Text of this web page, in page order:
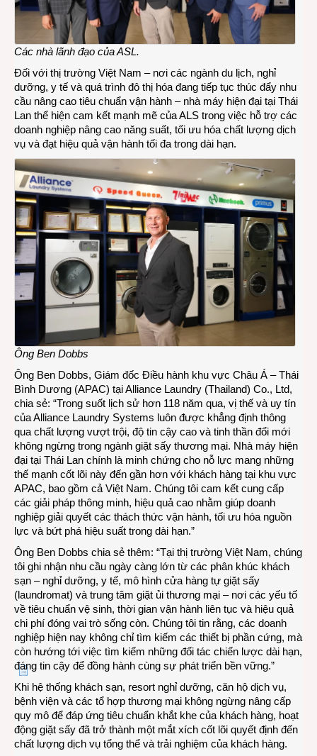
Các nhà lãnh đạo của ASL.
Đối với thị trường Việt Nam – nơi các ngành du lịch, nghỉ
dưỡng, y tế và quá trình đô thị hóa đang tiếp tục thúc đẩy nhu
cầu nâng cao tiêu chuẩn vận hành – nhà máy hiện đại tại Thái
Lan thể hiện cam kết mạnh mẽ của ALS trong việc hỗ trợ các
doanh nghiệp nâng cao năng suất, tối ưu hóa chất lượng dịch
vụ và đạt hiệu quả vận hành tối đa trong dài hạn.
Ông Ben Dobbs
Ông Ben Dobbs, Giám đốc Điều hành khu vực Châu Á – Thái
Bình Dương (APAC) tại Alliance Laundry (Thailand) Co., Ltd,
chia sẻ: “Trong suốt lịch sử hơn 118 năm qua, vị thế và uy tín
của Alliance Laundry Systems luôn được khẳng định thông
qua chất lượng vượt trội, độ tin cậy cao và tinh thần đổi mới
không ngừng trong ngành giặt sấy thương mại. Nhà máy hiện
đại tại Thái Lan chính là minh chứng cho nỗ lực mang những
thế mạnh cốt lõi này đến gần hơn với khách hàng tại khu vực
APAC, bao gồm cả Việt Nam. Chúng tôi cam kết cung cấp
các giải pháp thông minh, hiệu quả cao nhằm giúp doanh
nghiệp giải quyết các thách thức vận hành, tối ưu hóa nguồn
lực và bứt phá hiệu suất trong dài hạn.”
Ông Ben Dobbs chia sẻ thêm: “Tại thị trường Việt Nam, chúng
tôi ghi nhận nhu cầu ngày càng lớn từ các phân khúc khách
sạn – nghỉ dưỡng, y tế, mô hình cửa hàng tự giặt sấy
(laundromat) và trung tâm giặt ủi thương mại – nơi các yếu tố
về tiêu chuẩn vệ sinh, thời gian vận hành liên tục và hiệu quả
chi phí đóng vai trò sống còn. Chúng tôi tin rằng, các doanh
nghiệp hiện nay không chỉ tìm kiếm các thiết bị phần cứng, mà
còn hướng tới việc tìm kiếm những đối tác chiến lược dài hạn,
đáng tin cậy để đồng hành cùng sự phát triển bền vững.”
Khi hệ thống khách sạn, resort nghỉ dưỡng, căn hộ dịch vụ,
bệnh viện và các tổ hợp thương mại không ngừng nâng cấp
quy mô để đáp ứng tiêu chuẩn khắt khe của khách hàng, hoạt
động giặt sấy đã trở thành một mắt xích cốt lõi quyết định đến
chất lượng dịch vụ tổng thể và trải nghiệm của khách hàng.